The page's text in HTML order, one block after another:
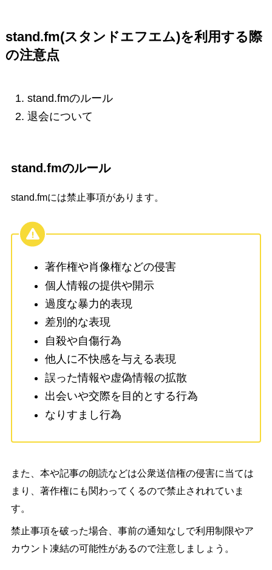
stand.fm(スタンドエフエム)を利用する際
の注意点
stand.fmのルール
退会について
stand.fmのルール
stand.fmには禁止事項があります。
著作権や肖像権などの侵害
個人情報の提供や開示
過度な暴力的表現
差別的な表現
自殺や自傷行為
他人に不快感を与える表現
誤った情報や虚偽情報の拡散
出会いや交際を目的とする行為
なりすまし行為
また、本や記事の朗読などは公衆送信権の侵害に当ては
まり、著作権にも関わってくるので禁止されれていま
す。
禁止事項を破った場合、事前の通知なしで利用制限やア
カウント凍結の可能性があるので注意しましょう。